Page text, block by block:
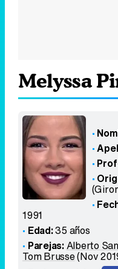
Melyssa
1991
Edad:35 años
Parejas:Alberto
Tom Brusse(Nov